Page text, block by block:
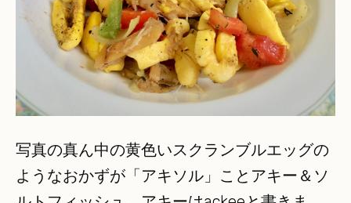
写真の真ん中の黄色いスクランブルエッグの
ようなおかずが「アキソル」ことアキー＆ソ